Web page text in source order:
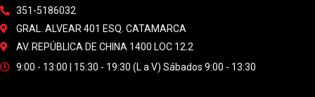
351-5186032
GRAL. ALVEAR 401 ESQ. CATAMARCA
AV. REPÚBLICA DE CHINA 1400 LOC 12.2
9:00 - 13:00 | 15:30 - 19:30 (L a V) Sábados 9:00 - 13:30